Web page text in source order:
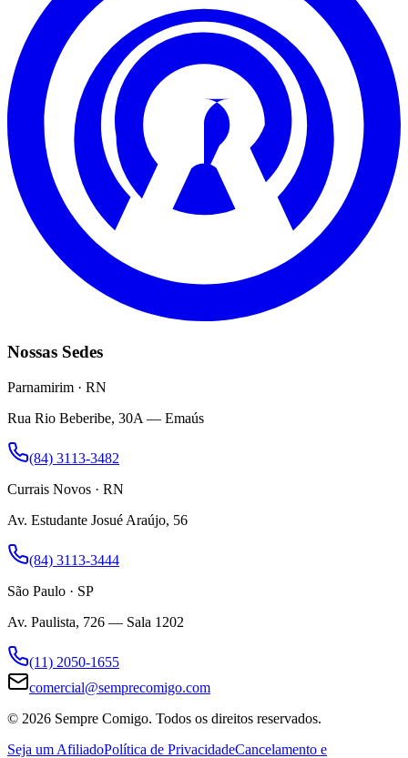
Nossas Sedes
Parnamirim · RN
Rua Rio Beberibe, 30A — Emaús
(84) 3113-3482
Currais Novos · RN
Av. Estudante Josué Araújo, 56
(84) 3113-3444
São Paulo · SP
Av. Paulista, 726 — Sala 1202
(11) 2050-1655
comercial@semprecomigo.com
© 2026 Sempre Comigo. Todos os direitos reservados.
Seja um AfiliadoPolítica de PrivacidadeCancelamento e